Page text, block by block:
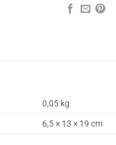
0,05 kg
6,5 × 13 × 19 cm